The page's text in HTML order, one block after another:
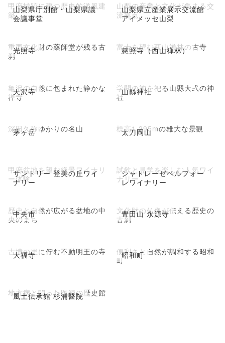
山梨県庁別館・山梨県議
会議事堂
甲府城跡に建つ歴史的洋風建
築
山梨県立産業展示交流館
アイメッセ山梨
山梨の産業と文化が集まる交
流拠点
光照寺
重要文化財の薬師堂が残る古
刹
慈照寺（西山禅林）
富士を望む西山禅林の古寺
天沢寺
亀沢の自然に包まれた静かな
禅寺
山縣神社
学問の神を祀る山縣大弐の神
社
茅ヶ岳
深田久弥ゆかりの名山 太刀岡山
標高1,295mの雄大な景観
サントリー 登美の丘ワイ
ナリー
甲府盆地を望む絶景ワイナリ
ー体験
シャトレーゼベルフォー
レワイナリー
試飲と見学を楽しむ人気ワイ
ナリー
中央市
歴史と自然が広がる盆地の中
央のまち
豊田山 永源寺
文化財の仏像が伝える歴史の
古刹
大福寺
古墳の里に佇む不動明王の寺 昭和町
便利さと自然が調和する昭和
町
風土伝承館 杉浦醫院
地方病と闘った医師の歴史館